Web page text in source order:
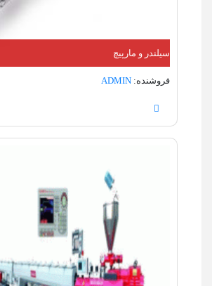
سیلندر و مارپیچ
فروشنده: ADMIN